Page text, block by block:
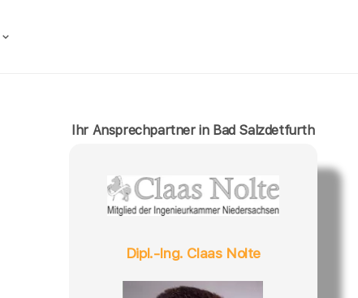
Ihr Ansprechpartner in Bad Salzdetfurth
Dipl.-Ing. Claas Nolte